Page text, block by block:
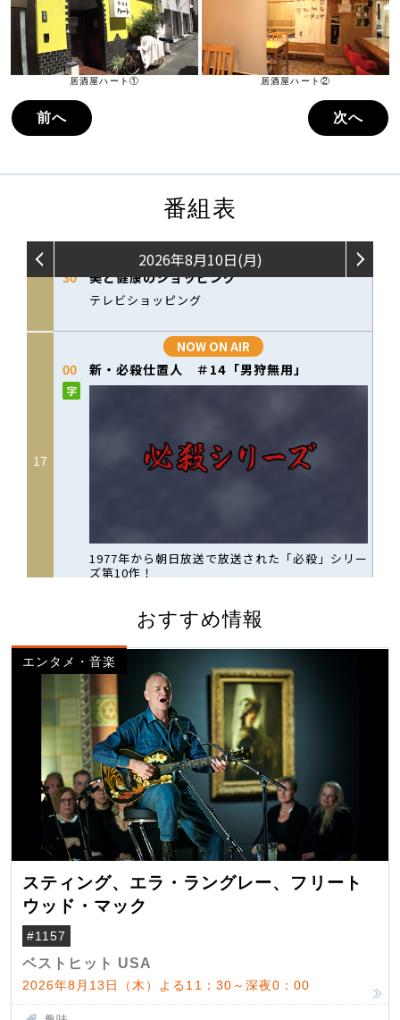
居酒屋ハート① 居酒屋ハート②
前へ 次へ
番組表
おすすめ情報
エンタメ・音楽
スティング、エラ・ラングレー、フリート
ウッド・マック
#1157
ベストヒット USA
2026年8月13日（木）よる11：30～深夜0：00